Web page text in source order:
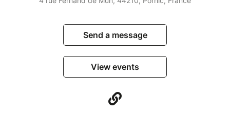
Send a message
View events